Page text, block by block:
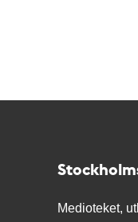
Medioteket,